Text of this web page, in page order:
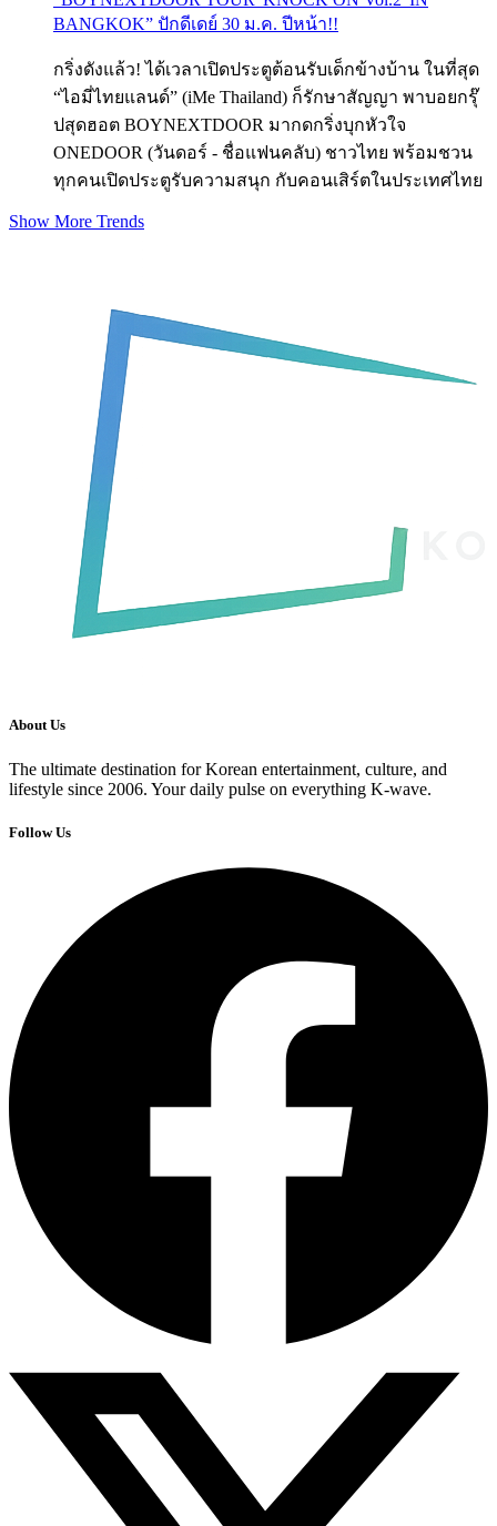
BANGKOK” ปักดีเดย์ 30 ม.ค. ปีหน้า!!
กริ่งดังแล้ว! ได้เวลาเปิดประตูต้อนรับเด็กข้างบ้าน ในที่สุด
“ไอมี่ไทยแลนด์” (iMe Thailand) ก็รักษาสัญญา พาบอยกรุ๊
ปสุดฮอต BOYNEXTDOOR มากดกริ่งบุกหัวใจ
ONEDOOR (วันดอร์ - ชื่อแฟนคลับ) ชาวไทย พร้อมชวน
ทุกคนเปิดประตูรับความสนุก กับคอนเสิร์ตในประเทศไทย
Show More Trends
About Us
The ultimate destination for Korean entertainment, culture, and
lifestyle since 2006. Your daily pulse on everything K-wave.
Follow Us